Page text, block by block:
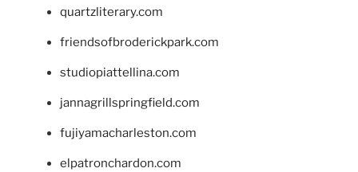
quartzliterary.com
friendsofbroderickpark.com
studiopiattellina.com
jannagrillspringfield.com
fujiyamacharleston.com
elpatronchardon.com